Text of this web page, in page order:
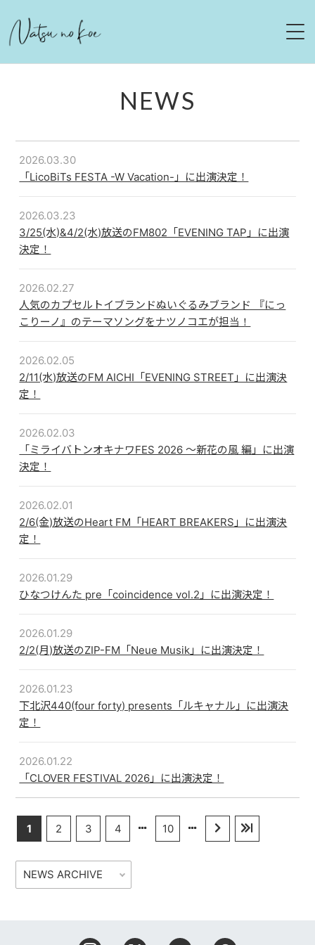
DISCOGRAPHY
CONTACT
NEWS
2026.03.30
「LicoBiTs FESTA -W Vacation-」に出演決定！
2026.03.23
3/25(水)&4/2(水)放送のFM802「EVENING TAP」に出演
決定！
2026.02.27
人気のカプセルトイブランドぬいぐるみブランド 『にっ
こりーノ』のテーマソングをナツノコエが担当！
2026.02.05
2/11(水)放送のFM AICHI「EVENING STREET」に出演決
定！
2026.02.03
「ミライバトンオキナワFES 2026 〜新花の風 編」に出演
決定！
2026.02.01
2/6(金)放送のHeart FM「HEART BREAKERS」に出演決
定！
2026.01.29
ひなつけんた pre「coincidence vol.2」に出演決定！
2026.01.29
2/2(月)放送のZIP-FM「Neue Musik」に出演決定！
2026.01.23
下北沢440(four forty) presents「ルキャナル」に出演決
定！
2026.01.22
「CLOVER FESTIVAL 2026」に出演決定！
1 2 3 4 10